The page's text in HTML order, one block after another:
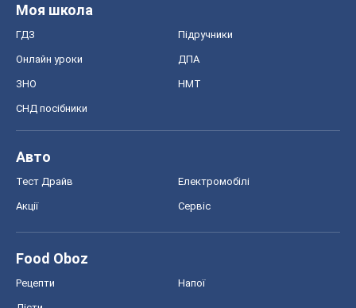
Моя школа
ГДЗ Підручники
Онлайн уроки ДПА
ЗНО НМТ
СНД посібники
Авто
Тест Драйв Електромобілі
Акції Сервіс
Food Oboz
Рецепти Напої